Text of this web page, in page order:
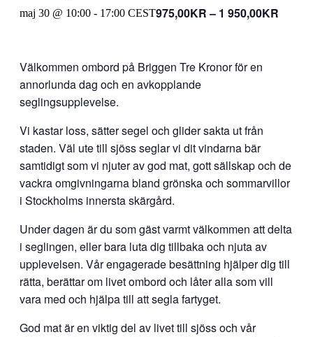
maj 30 @ 10:00 - 17:00 CEST975,00KR – 1 950,00KR
Välkommen ombord på Briggen Tre Kronor för en
annorlunda dag och en avkopplande
seglingsupplevelse.
Vi kastar loss, sätter segel och glider sakta ut från
staden. Väl ute till sjöss seglar vi dit vindarna bär
samtidigt som vi njuter av god mat, gott sällskap och de
vackra omgivningarna bland grönska och sommarvillor
i Stockholms innersta skärgård.
Under dagen är du som gäst varmt välkommen att delta
i seglingen, eller bara luta dig tillbaka och njuta av
upplevelsen. Vår engagerade besättning hjälper dig till
rätta, berättar om livet ombord och låter alla som vill
vara med och hjälpa till att segla fartyget.
God mat är en viktig del av livet till sjöss och vår